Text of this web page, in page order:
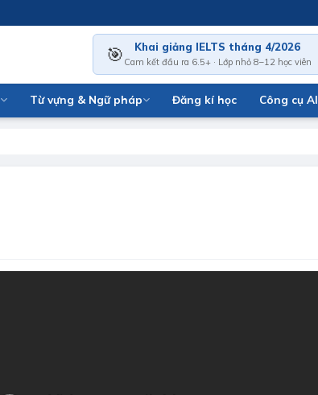
🎯 Khai giảng IELTS tháng 4/2026
Cam kết đầu ra 6.5+ · Lớp nhỏ 8–12 học viên
Từ vựng & Ngữ pháp Đăng kí học Công cụ AI